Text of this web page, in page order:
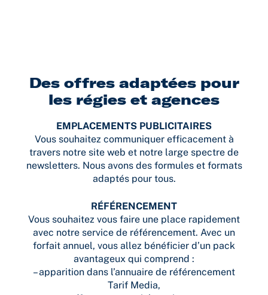
Des offres adaptées pour
les régies et agences
EMPLACEMENTS PUBLICITAIRES
Vous souhaitez communiquer efficacement à
travers notre site web et notre large spectre de
newsletters. Nous avons des formules et formats
adaptés pour tous.
RÉFÉRENCEMENT
Vous souhaitez vous faire une place rapidement
avec notre service de référencement. Avec un
forfait annuel, vous allez bénéficier d’un pack
avantageux qui comprend :
– apparition dans l’annuaire de référencement
Tarif Media,